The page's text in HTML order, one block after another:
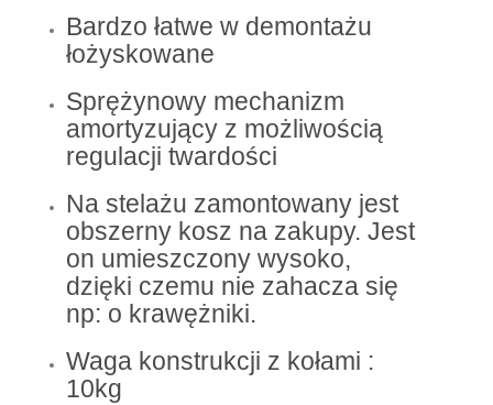
Bardzo łatwe w demontażu
łożyskowane
Sprężynowy mechanizm
amortyzujący z możliwością
regulacji twardości
Na stelażu zamontowany jest
obszerny kosz na zakupy. Jest
on umieszczony wysoko,
dzięki czemu nie zahacza się
np: o krawężniki.
Waga konstrukcji z kołami :
10kg